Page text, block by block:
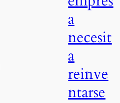
a
necesit
a
reinve
ntarse